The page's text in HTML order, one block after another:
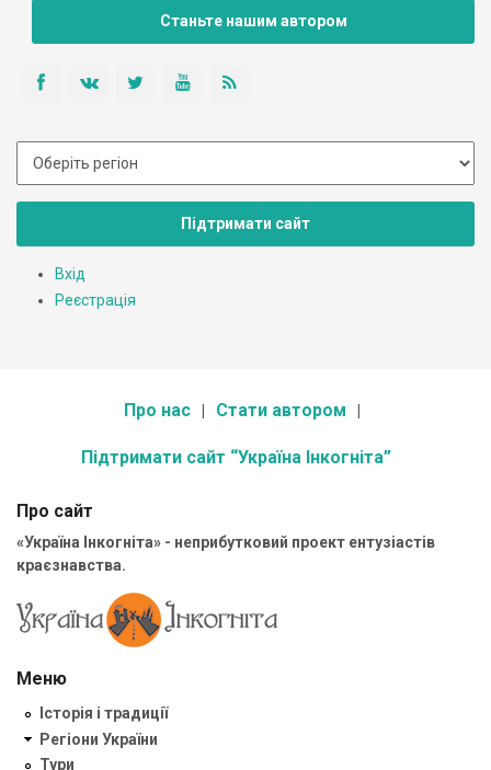
Станьте нашим автором
Підтримати сайт
Вхід
Реєстрація
Про нас Стати автором
Підтримати сайт “Україна Інкогніта”
Про сайт
«Україна Інкогніта» - неприбутковий проект ентузіастів
краєзнавства.
Меню
Історія і традиції
Регіони України
Тури